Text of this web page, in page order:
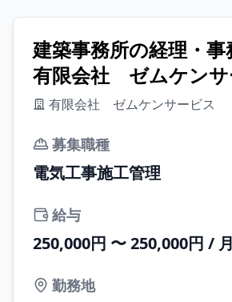
建築事務所の経理・
有限会社 ゼムケンサ
有限会社 ゼムケンサービス
募集職種
電気工事施工管理
給与
250,000円 〜 250,000円 / 月
勤務地